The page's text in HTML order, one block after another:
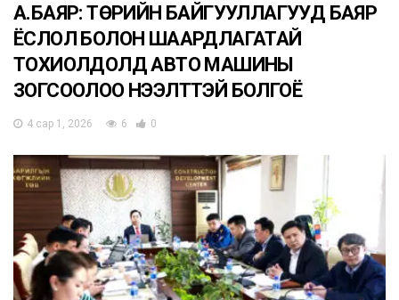
А.БАЯР: ТӨРИЙН БАЙГУУЛЛАГУУД БАЯР
ЁСЛОЛ БОЛОН ШААРДЛАГАТАЙ
ТОХИОЛДОЛД АВТО МАШИНЫ
ЗОГСООЛОО НЭЭЛТТЭЙ БОЛГОЁ
4 сар 1, 2026 6 0